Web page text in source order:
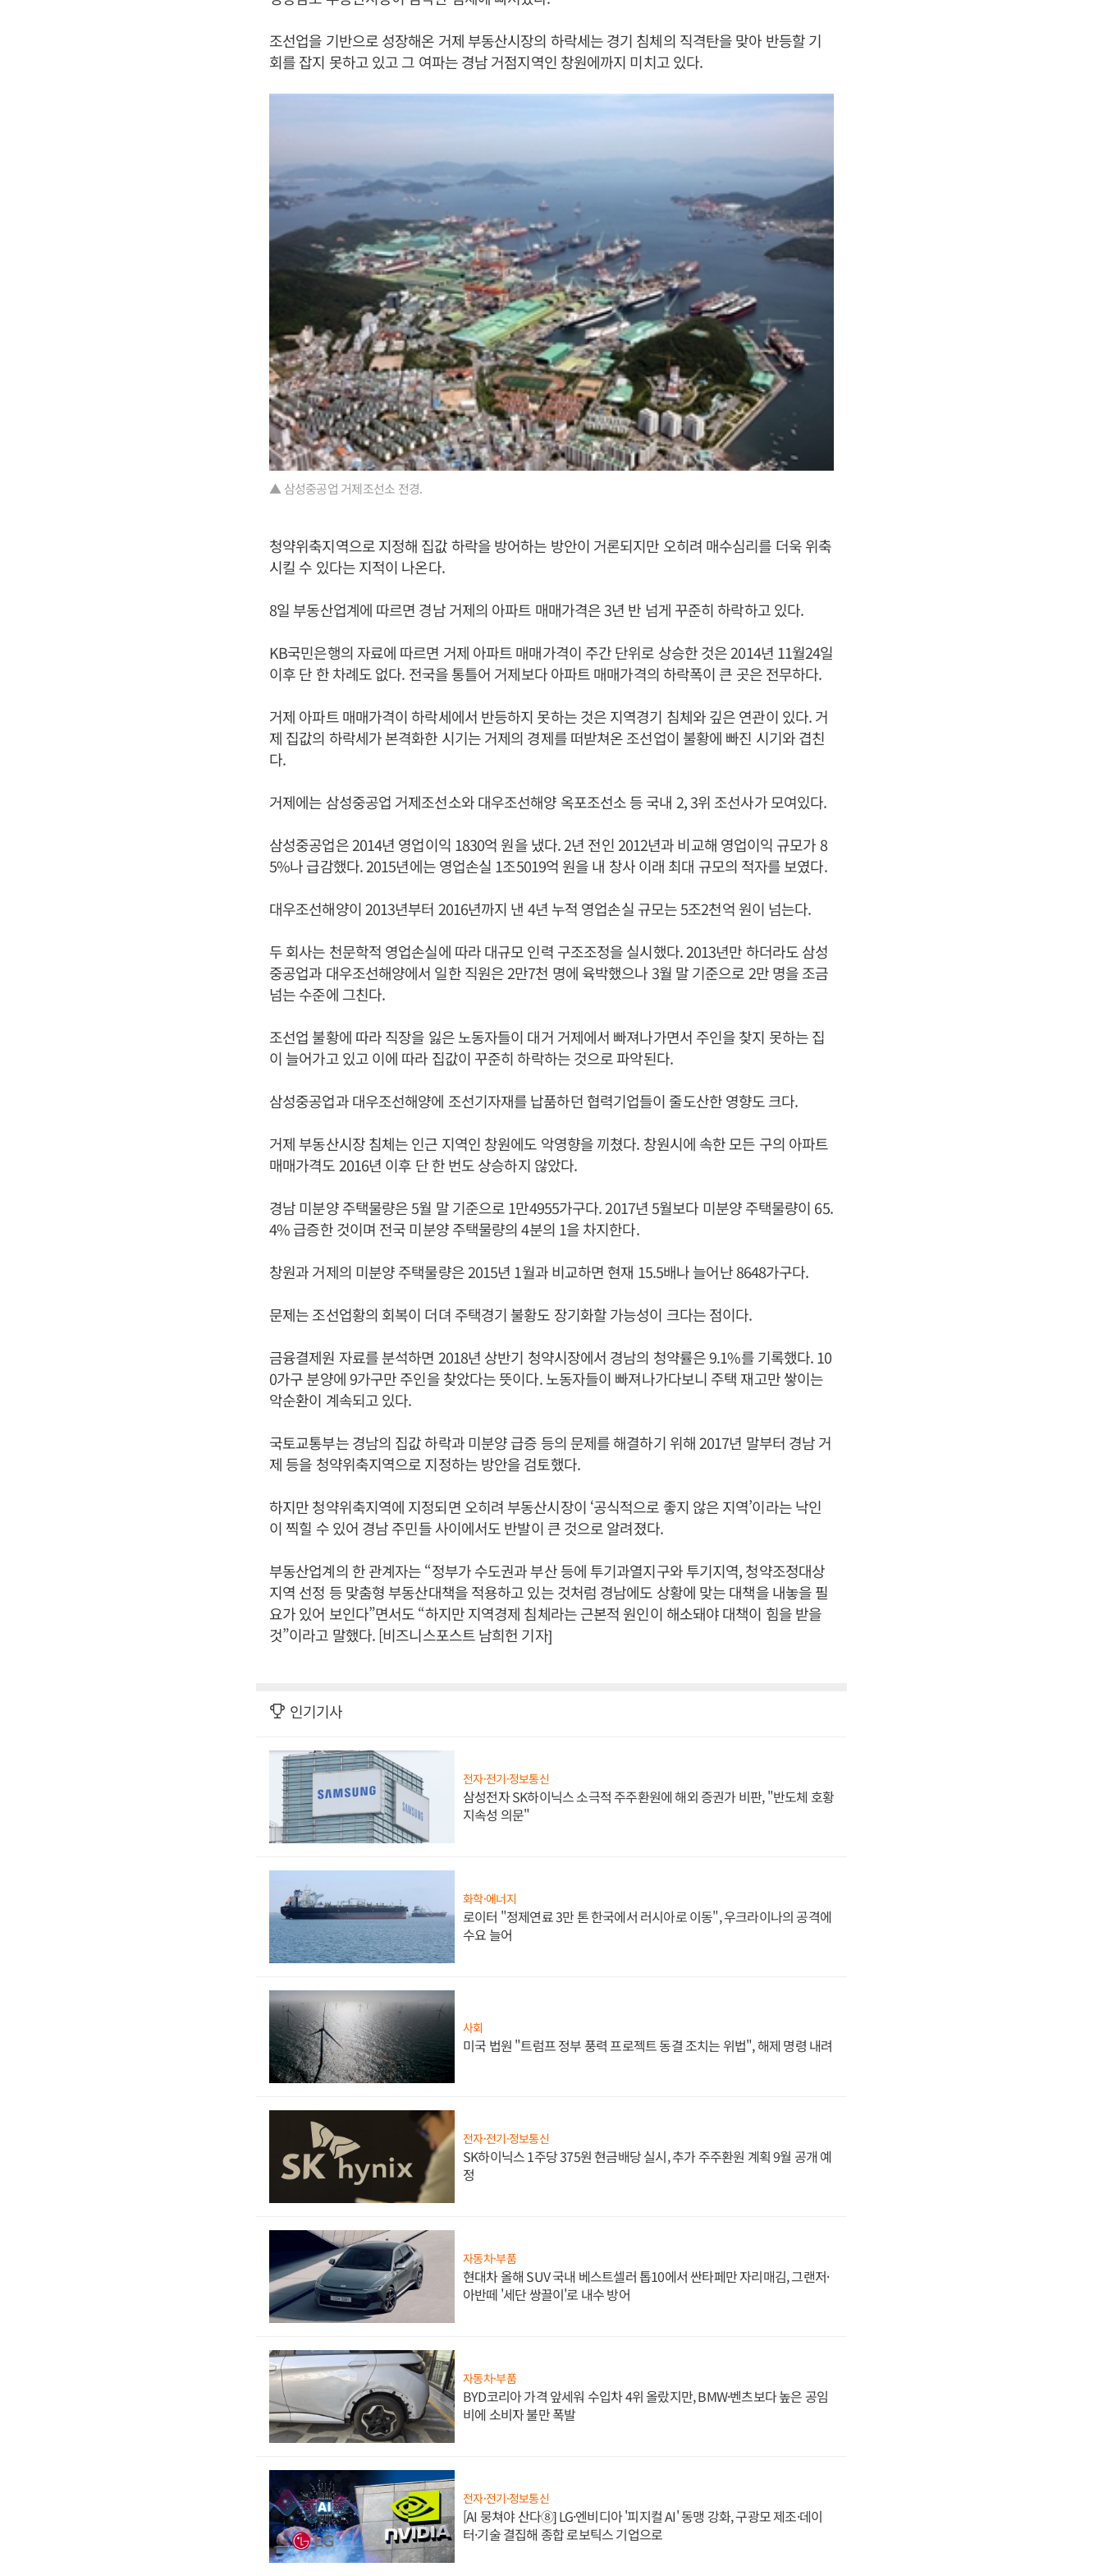
조선업을 기반으로 성장해온 거제 부동산시장의 하락세는 경기 침체의 직격탄을 맞아 반등할 기
회를 잡지 못하고 있고 그 여파는 경남 거점지역인 창원에까지 미치고 있다.
▲ 삼성중공업 거제조선소 전경.
청약위축지역으로 지정해 집값 하락을 방어하는 방안이 거론되지만 오히려 매수심리를 더욱 위축
시킬 수 있다는 지적이 나온다.
8일 부동산업계에 따르면 경남 거제의 아파트 매매가격은 3년 반 넘게 꾸준히 하락하고 있다.
KB국민은행의 자료에 따르면 거제 아파트 매매가격이 주간 단위로 상승한 것은 2014년 11월24일
이후 단 한 차례도 없다. 전국을 통틀어 거제보다 아파트 매매가격의 하락폭이 큰 곳은 전무하다.
거제 아파트 매매가격이 하락세에서 반등하지 못하는 것은 지역경기 침체와 깊은 연관이 있다. 거
제 집값의 하락세가 본격화한 시기는 거제의 경제를 떠받쳐온 조선업이 불황에 빠진 시기와 겹친
다.
거제에는 삼성중공업 거제조선소와 대우조선해양 옥포조선소 등 국내 2, 3위 조선사가 모여있다.
삼성중공업은 2014년 영업이익 1830억 원을 냈다. 2년 전인 2012년과 비교해 영업이익 규모가 8
5%나 급감했다. 2015년에는 영업손실 1조5019억 원을 내 창사 이래 최대 규모의 적자를 보였다.
대우조선해양이 2013년부터 2016년까지 낸 4년 누적 영업손실 규모는 5조2천억 원이 넘는다.
두 회사는 천문학적 영업손실에 따라 대규모 인력 구조조정을 실시했다. 2013년만 하더라도 삼성
중공업과 대우조선해양에서 일한 직원은 2만7천 명에 육박했으나 3월 말 기준으로 2만 명을 조금
넘는 수준에 그친다.
조선업 불황에 따라 직장을 잃은 노동자들이 대거 거제에서 빠져나가면서 주인을 찾지 못하는 집
이 늘어가고 있고 이에 따라 집값이 꾸준히 하락하는 것으로 파악된다.
삼성중공업과 대우조선해양에 조선기자재를 납품하던 협력기업들이 줄도산한 영향도 크다.
거제 부동산시장 침체는 인근 지역인 창원에도 악영향을 끼쳤다. 창원시에 속한 모든 구의 아파트
매매가격도 2016년 이후 단 한 번도 상승하지 않았다.
경남 미분양 주택물량은 5월 말 기준으로 1만4955가구다. 2017년 5월보다 미분양 주택물량이 65.
4% 급증한 것이며 전국 미분양 주택물량의 4분의 1을 차지한다.
창원과 거제의 미분양 주택물량은 2015년 1월과 비교하면 현재 15.5배나 늘어난 8648가구다.
문제는 조선업황의 회복이 더뎌 주택경기 불황도 장기화할 가능성이 크다는 점이다.
금융결제원 자료를 분석하면 2018년 상반기 청약시장에서 경남의 청약률은 9.1%를 기록했다. 10
0가구 분양에 9가구만 주인을 찾았다는 뜻이다. 노동자들이 빠져나가다보니 주택 재고만 쌓이는
악순환이 계속되고 있다.
국토교통부는 경남의 집값 하락과 미분양 급증 등의 문제를 해결하기 위해 2017년 말부터 경남 거
제 등을 청약위축지역으로 지정하는 방안을 검토했다.
하지만 청약위축지역에 지정되면 오히려 부동산시장이 ‘공식적으로 좋지 않은 지역’이라는 낙인
이 찍힐 수 있어 경남 주민들 사이에서도 반발이 큰 것으로 알려졌다.
부동산업계의 한 관계자는 “정부가 수도권과 부산 등에 투기과열지구와 투기지역, 청약조정대상
지역 선정 등 맞춤형 부동산대책을 적용하고 있는 것처럼 경남에도 상황에 맞는 대책을 내놓을 필
요가 있어 보인다”면서도 “하지만 지역경제 침체라는 근본적 원인이 해소돼야 대책이 힘을 받을
것”이라고 말했다. [비즈니스포스트 남희헌 기자]
인기기사
전자·전기·정보통신
삼성전자 SK하이닉스 소극적 주주환원에 해외 증권가 비판, "반도체 호황
지속성 의문"
화학·에너지
로이터 "정제연료 3만 톤 한국에서 러시아로 이동", 우크라이나의 공격에
수요 늘어
사회
미국 법원 "트럼프 정부 풍력 프로젝트 동결 조치는 위법", 해제 명령 내려
전자·전기·정보통신
SK하이닉스 1주당 375원 현금배당 실시, 추가 주주환원 계획 9월 공개 예
정
자동차·부품
현대차 올해 SUV 국내 베스트셀러 톱10에서 싼타페만 자리매김, 그랜저·
아반떼 '세단 쌍끌이'로 내수 방어
자동차·부품
BYD코리아 가격 앞세워 수입차 4위 올랐지만, BMW·벤츠보다 높은 공임
비에 소비자 불만 폭발
전자·전기·정보통신
[AI 뭉쳐야 산다⑧] LG·엔비디아 '피지컬 AI' 동맹 강화, 구광모 제조·데이
터·기술 결집해 종합 로보틱스 기업으로